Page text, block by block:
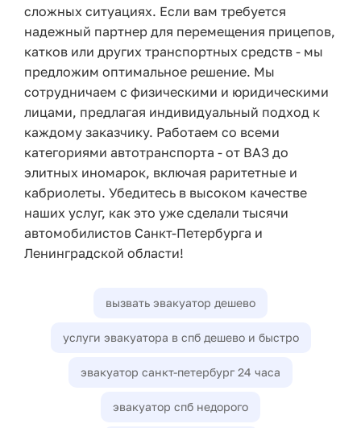
сложных ситуациях. Если вам требуется
надежный партнер для перемещения прицепов,
катков или других транспортных средств - мы
предложим оптимальное решение. Мы
сотрудничаем с физическими и юридическими
лицами, предлагая индивидуальный подход к
каждому заказчику. Работаем со всеми
категориями автотранспорта - от ВАЗ до
элитных иномарок, включая раритетные и
кабриолеты. Убедитесь в высоком качестве
наших услуг, как это уже сделали тысячи
автомобилистов Санкт-Петербурга и
Ленинградской области!
вызвать эвакуатор дешево
услуги эвакуатора в спб дешево и быстро
эвакуатор санкт-петербург 24 часа
эвакуатор спб недорого